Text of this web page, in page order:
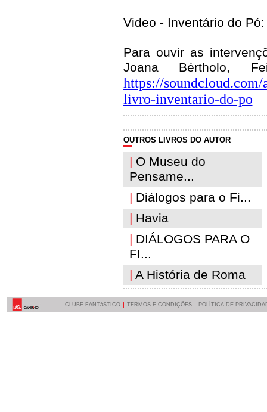
Video - Inventário do
Para ouvir as
Joana Bértholo,
https://
livro-inventario-do-po
OUTROS LIVROS DO AUTOR
| O Museu do
Pensame...
| Diálogos para o Fi...
| Havia
| DIÁLOGOS PARA O
FI...
| A História de Roma
CLUBE FANTáSTICO TERMOS E CONDIÇÕES POLÍTICA DE